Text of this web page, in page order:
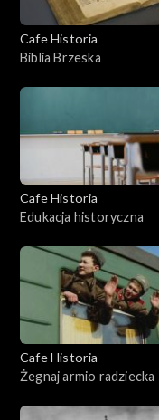
Cafe Historia
Biblia Brzeska
Cafe Historia
Edukacja historyczna
Cafe Historia
Żegnaj armio radziecka